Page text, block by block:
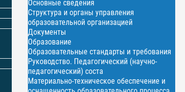
Основные сведения
Структура и органы управления
образовательной организацией
Документы
Образование
Образовательные стандарты и требования
Руководство. Педагогический (научно-
педагогический) соста
Материально-техническое обеспечение и